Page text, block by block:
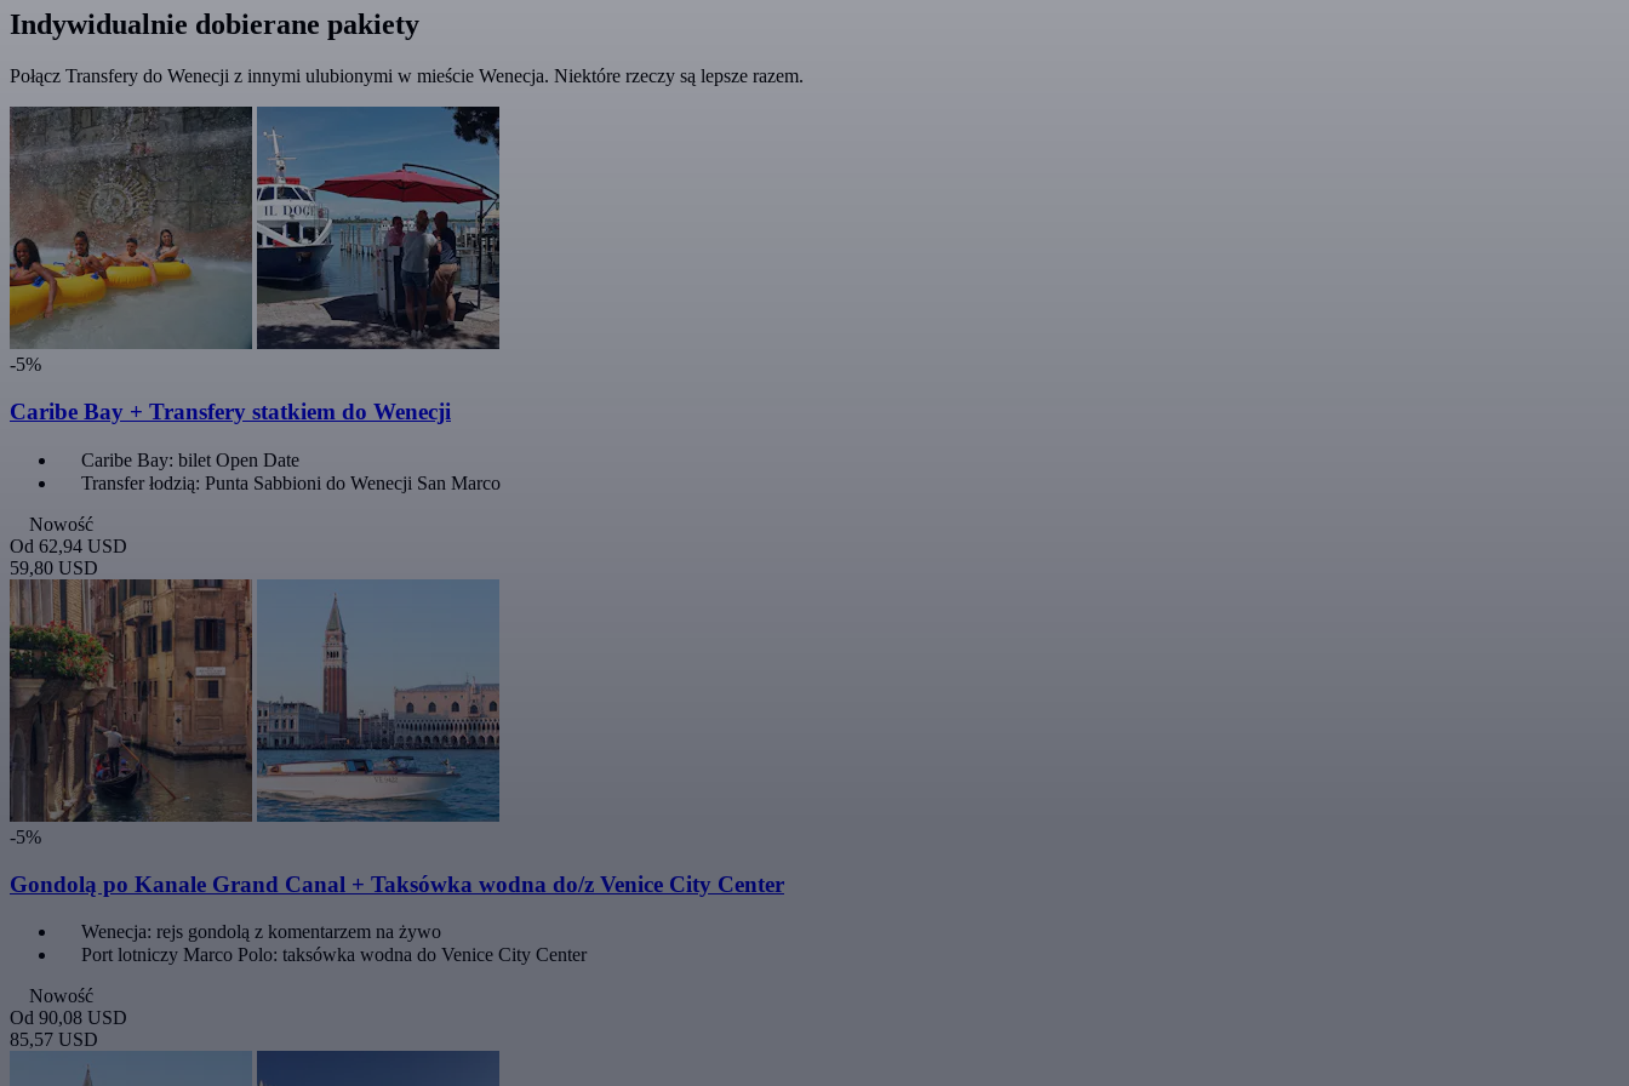
Indywidualnie dobierane pakiety
Połącz Transfery do Wenecji z innymi ulubionymi w mieście Wenecja. Niektóre rzeczy są lepsze razem.
-5%
Caribe Bay + Transfery statkiem do Wenecji
Caribe Bay: bilet Open Date
Transfer łodzią: Punta Sabbioni do Wenecji San Marco
Nowość
Od 62,94 USD
59,80 USD
-5%
Gondolą po Kanale Grand Canal + Taksówka wodna do/z Venice City Center
Wenecja: rejs gondolą z komentarzem na żywo
Port lotniczy Marco Polo: taksówka wodna do Venice City Center
Nowość
Od 90,08 USD
85,57 USD